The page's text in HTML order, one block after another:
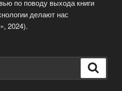
по поводу выхода книги
делают нас
2024).